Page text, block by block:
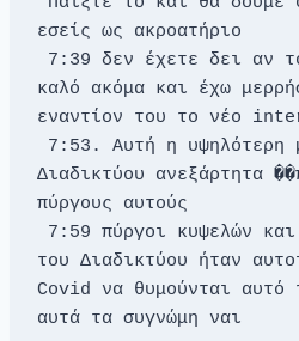
εσείς ως ακροατήριο
καλό ακόμα και έχω
εναντίον του το νέο
Διαδικτύου ανεξάρτητα
πύργους αυτούς
του Διαδικτύου ήταν
Covid να θυμούνται αυτό
αυτά τα συγνώμη ναι